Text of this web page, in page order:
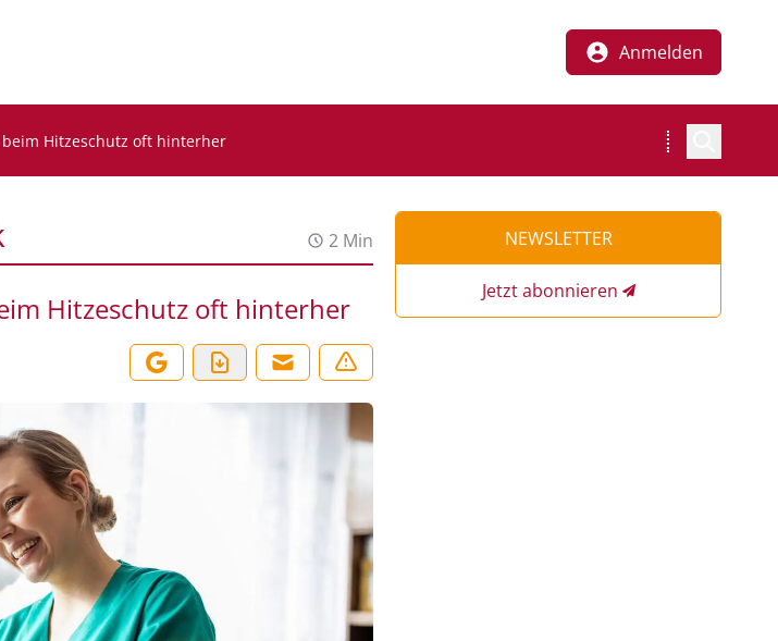
Anmelden
Hitzeschutz oft hinterher
2 Min
Hitzeschutz oft hinterher
NEWSLETTER
Jetzt abonnieren